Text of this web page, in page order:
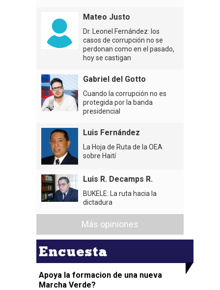
Mateo Justo
Dr. Leonel Fernández: los
casos de corrupción no se
perdonan como en el pasado,
hoy se castigan
Gabriel del Gotto
Cuando la corrupción no es
protegida por la banda
presidencial
Luis Fernández
La Hoja de Ruta de la OEA
sobre Haití
Luis R. Decamps R.
BUKELE: La ruta hacia la
dictadura
Más opiniones
Encuesta
Apoya la formacion de una nueva
Marcha Verde?